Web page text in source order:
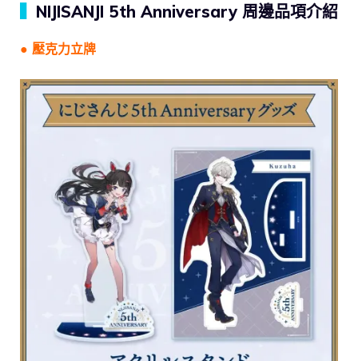
NIJISANJI 5th Anniversary 周邊品項介紹
● 壓克力立牌